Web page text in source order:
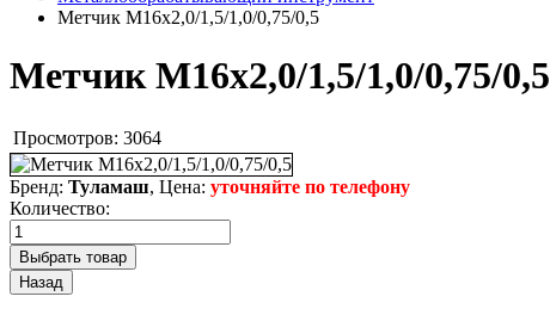
Метчик М16х2,0/1,5/1,0/0,75/0,5
Метчик М16х2,0/1,5/1,0/0,75/0,5
Просмотров: 3064
Бренд: Туламаш, Цена: уточняйте по телефону
Количество: